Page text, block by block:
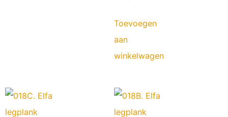
Toevoegen
aan
winkelwagen